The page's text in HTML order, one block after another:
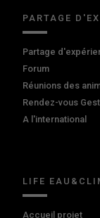
PARTAGE
Partage
Forum
Réunions des
Rendez-vous
A l'international
LIFE
Accueil projet